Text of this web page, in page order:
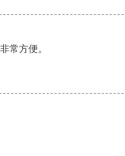
常方便。